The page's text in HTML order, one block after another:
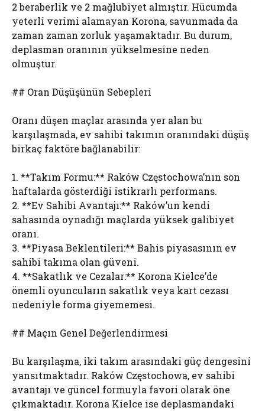
2 beraberlik ve 2 mağlubiyet almıştır. Hücumda
yeterli verimi alamayan Korona, savunmada da
zaman zaman zorluk yaşamaktadır. Bu durum,
deplasman oranının yükselmesine neden
olmuştur.
## Oran Düşüşünün Sebepleri
Oranı düşen maçlar arasında yer alan bu
karşılaşmada, ev sahibi takımın oranındaki düşüş
birkaç faktöre bağlanabilir:
1. **Takım Formu:** Raków Częstochowa’nın son
haftalarda gösterdiği istikrarlı performans.
2. **Ev Sahibi Avantajı:** Raków’un kendi
sahasında oynadığı maçlarda yüksek galibiyet
oranı.
3. **Piyasa Beklentileri:** Bahis piyasasının ev
sahibi takıma olan güveni.
4. **Sakatlık ve Cezalar:** Korona Kielce’de
önemli oyuncuların sakatlık veya kart cezası
nedeniyle forma giyememesi.
## Maçın Genel Değerlendirmesi
Bu karşılaşma, iki takım arasındaki güç dengesini
yansıtmaktadır. Raków Częstochowa, ev sahibi
avantajı ve güncel formuyla favori olarak öne
çıkmaktadır. Korona Kielce ise deplasmandaki